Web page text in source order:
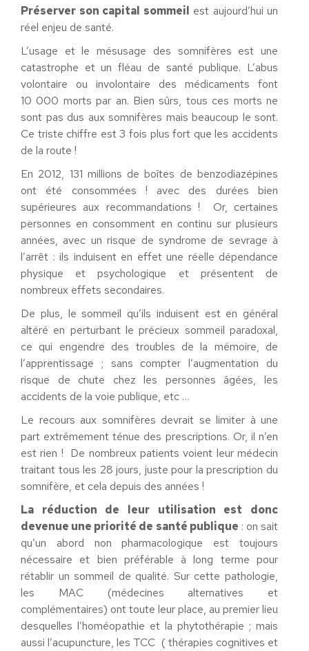
Préserver son capital sommeil est aujourd’hui un
réel enjeu de santé.
L’usage et le mésusage des somnifères est une
catastrophe et un fléau de santé publique. L’abus
volontaire ou involontaire des médicaments font
10 000 morts par an. Bien sûrs, tous ces morts ne
sont pas dus aux somnifères mais beaucoup le sont.
Ce triste chiffre est 3 fois plus fort que les accidents
de la route !
En 2012, 131 millions de boîtes de benzodiazépines
ont été consommées ! avec des durées bien
supérieures aux recommandations ! Or, certaines
personnes en consomment en continu sur plusieurs
années, avec un risque de syndrome de sevrage à
l’arrêt : ils induisent en effet une réelle dépendance
physique et psychologique et présentent de
nombreux effets secondaires.
De plus, le sommeil qu’ils induisent est en général
altéré en perturbant le précieux sommeil paradoxal,
ce qui engendre des troubles de la mémoire, de
l’apprentissage ; sans compter l’augmentation du
risque de chute chez les personnes âgées, les
accidents de la voie publique, etc …
Le recours aux somnifères devrait se limiter à une
part extrêmement ténue des prescriptions. Or, il n’en
est rien ! De nombreux patients voient leur médecin
traitant tous les 28 jours, juste pour la prescription du
somnifère, et cela depuis des années !
La réduction de leur utilisation est donc
devenue une priorité de santé publique : on sait
qu’un abord non pharmacologique est toujours
nécessaire et bien préférable à long terme pour
rétablir un sommeil de qualité. Sur cette pathologie,
les MAC (médecines alternatives et
complémentaires) ont toute leur place, au premier lieu
desquelles l’homéopathie et la phytothérapie ; mais
aussi l’acupuncture, les TCC ( thérapies cognitives et